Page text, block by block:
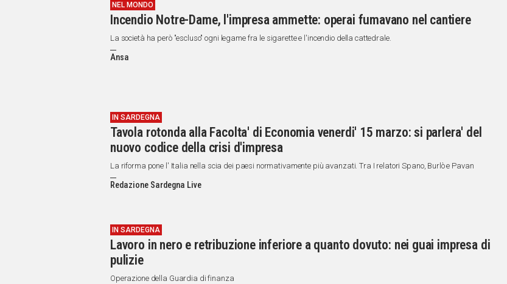
NEL MONDO
Incendio Notre-Dame, l'impresa ammette: operai fumavano nel cantiere
La società ha però "escluso" ogni legame fra le sigarette e l'incendio della cattedrale.
Ansa
IN SARDEGNA
Tavola rotonda alla Facolta' di Economia venerdi' 15 marzo: si parlera' del
nuovo codice della crisi d'impresa
La riforma pone l' Italia nella scia dei paesi normativamente più avanzati. Tra I relatori Spano, Burlò e Pavan
Redazione Sardegna Live
IN SARDEGNA
Lavoro in nero e retribuzione inferiore a quanto dovuto: nei guai impresa di
pulizie
Operazione della Guardia di finanza